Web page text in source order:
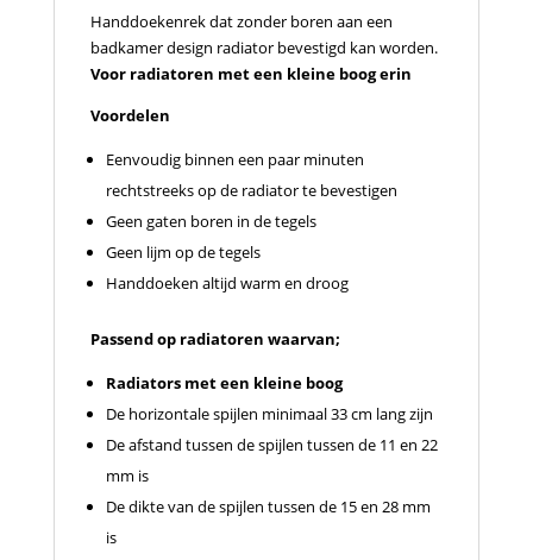
Handdoekenrek dat zonder boren aan een
badkamer design radiator bevestigd kan worden.
Voor radiatoren met een kleine boog erin
Voordelen
Eenvoudig binnen een paar minuten
rechtstreeks op de radiator te bevestigen
Geen gaten boren in de tegels
Geen lijm op de tegels
Handdoeken altijd warm en droog
Passend op radiatoren waarvan;
Radiators met een kleine boog
De horizontale spijlen minimaal 33 cm lang zijn
De afstand tussen de spijlen tussen de 11 en 22
mm is
De dikte van de spijlen tussen de 15 en 28 mm
is